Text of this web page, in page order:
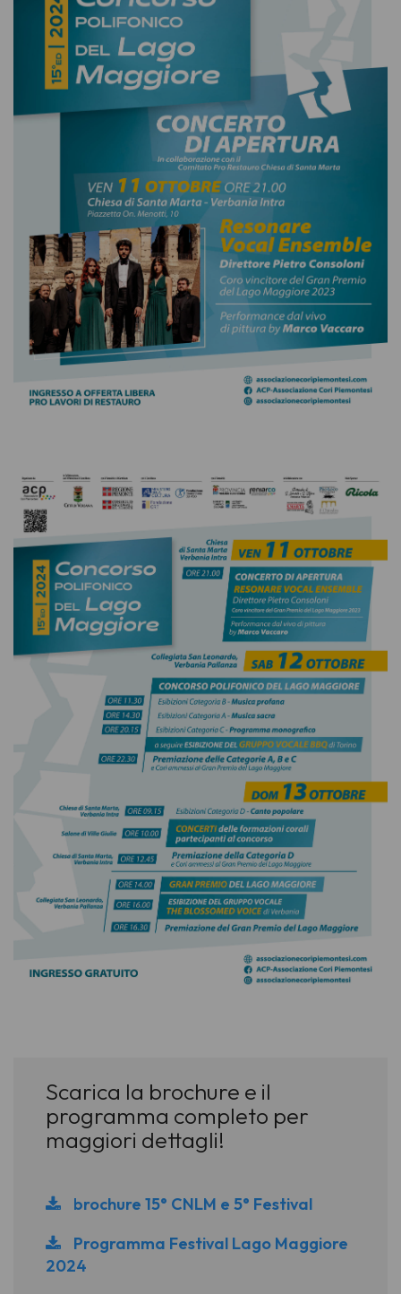
Scarica la brochure e il
programma completo per
maggiori dettagli!
brochure 15° CNLM e 5° Festival
Programma Festival Lago Maggiore
2024